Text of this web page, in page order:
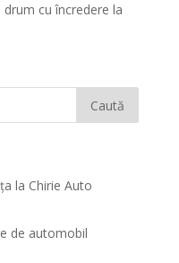
cu încredere la
la Chirie Auto
de automobil